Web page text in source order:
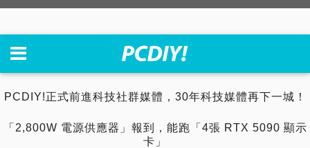
PCDIY!正式前進科技社群媒體，30年科技媒體再下一城！
「2,800W 電源供應器」報到，能跑「4張 RTX 5090 顯示
卡」